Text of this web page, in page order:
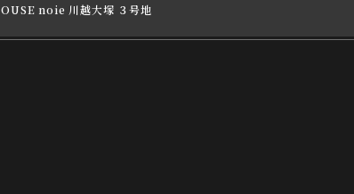
noie 川越大塚 ３号地